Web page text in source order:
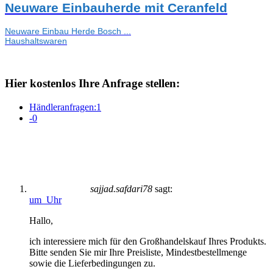
Neuware Einbauherde mit Ceranfeld
Neuware Einbau Herde Bosch ...
Haushaltswaren
Hier kostenlos Ihre Anfrage stellen:
Händleranfragen:1
-0
sajjad.safdari78 sagt:
um Uhr
Hallo,
ich interessiere mich für den Großhandelskauf Ihres Produkts.
Bitte senden Sie mir Ihre Preisliste, Mindestbestellmenge
sowie die Lieferbedingungen zu.